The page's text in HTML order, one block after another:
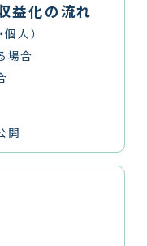
益化の流れ
人）
場合
開